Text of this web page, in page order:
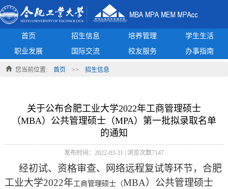
首页 招生信息 培养管理
学生生活
职业发展
国际交流 校友服务 办事指南
您当前位置: 首页 >> 招生信息
关于公布合肥工业大学2022年工商管理硕士
（MBA）公共管理硕士（MPA）第一批拟录取名单
的通知
发布时间： 2022-03-31 | 浏览次数7147
经初试、资格审查、网络远程复试等环节， 合肥
工业大学2022年工商管理硕士（MBA）公共管理硕士